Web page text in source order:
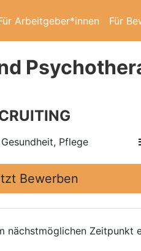
Arbeitgeber*innen Für
Pflege
Bewerben
nächstmöglichen